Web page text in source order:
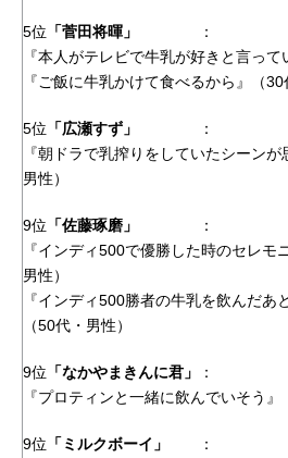
5位 「菅田将暉」
：
『本人がテレビで牛乳が好きと言って
『ご飯に牛乳かけて食べるから』（30
5位 「広瀬すず」
：
『朝ドラで乳搾りをしていたシーン
男性）
9位 「佐藤琢磨」
：
『インディ500で優勝した時のセレモ
男性）
『インディ500勝者の牛乳を飲んだあ
（50代・男性）
9位 「なかやまきんに君」
：
『プロティンと一緒に飲んでいそう』
9位 「ミルクボーイ」
：